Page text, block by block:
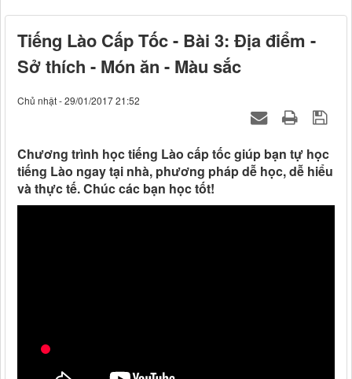
Tiếng Lào Cấp Tốc - Bài 3: Địa điểm -
Sở thích - Món ăn - Màu sắc
Chủ nhật - 29/01/2017 21:52
Chương trình học tiếng Lào cấp tốc giúp bạn tự học
tiếng Lào ngay tại nhà, phương pháp dễ học, dễ hiểu
và thực tế. Chúc các bạn học tốt!